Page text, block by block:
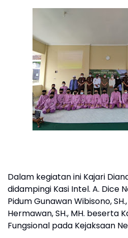
Dalam kegiatan ini Kajari
didampingi Kasi Intel. A. Dice
Pidum Gunawan Wibisono,
Hermawan, SH., MH. beserta
Fungsional pada Kejaksaan